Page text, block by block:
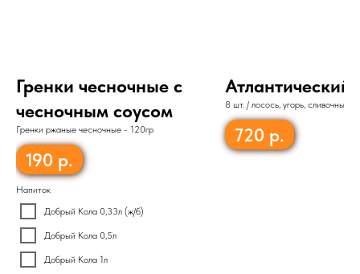
Гренки чесночные с
чесночным соусом
Гренки ржаные чесночные - 120гр
190 р.
Напиток
Добрый Кола 0,33л (ж/б)
Добрый Кола 0,5л
Добрый Кола 1л
Атлантический
8 шт. / лосось, угорь, сливочный
тобико, рис, нори
720 р.